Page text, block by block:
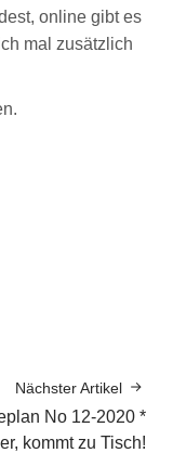
online gibt es
mal zusätzlich
Nächster Artikel
No 12-2020 *
kommt zu Tisch!